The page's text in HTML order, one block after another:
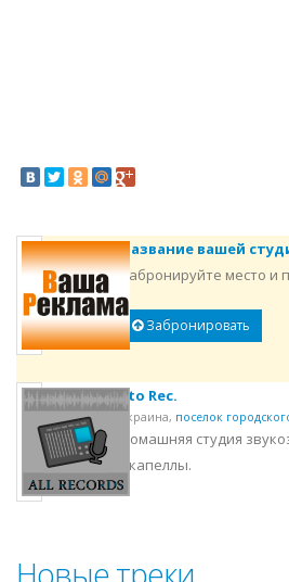
Название вашей
Забронируйте место и
Забронировать
3to Rec.
Украина, поселок
Домашняя студия
акапеллы.
Новые треки